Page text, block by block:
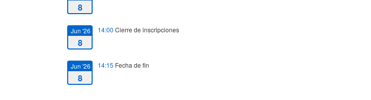
8
Jun '26
8
14:00 Cierre de inscripciones
Jun '26
8
14:15 Fecha de fin